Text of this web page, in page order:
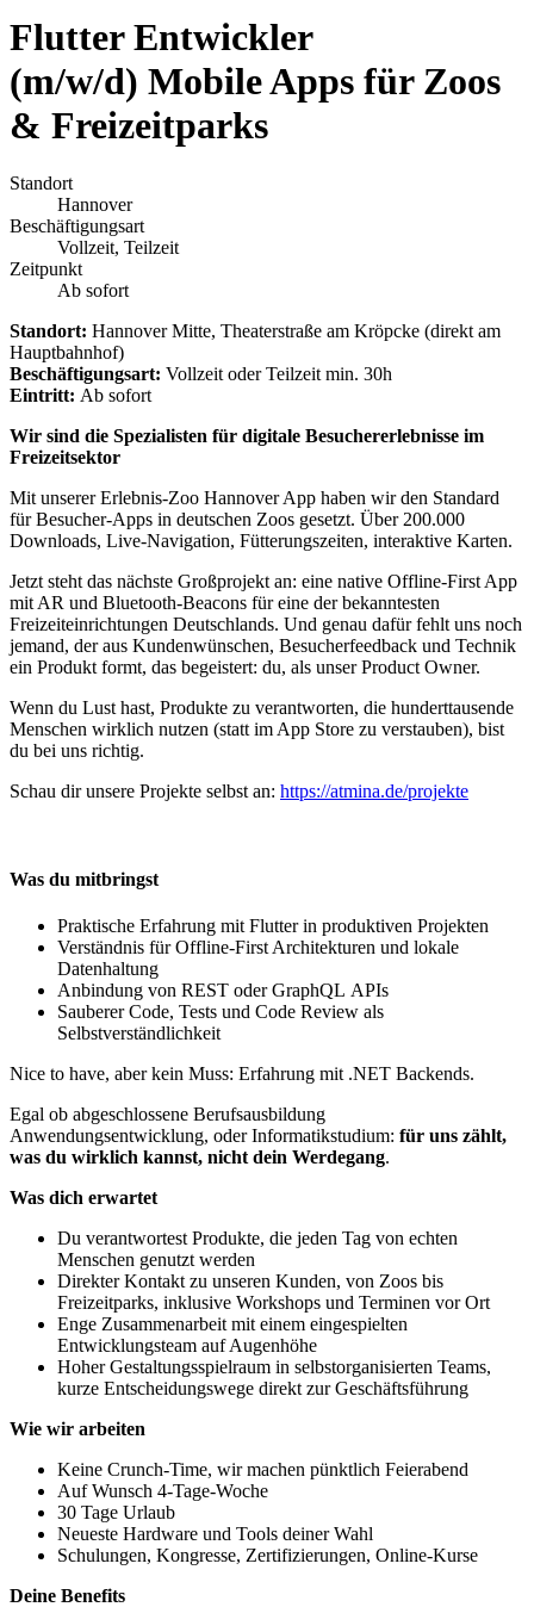
Flutter Entwickler
(m/w/d) Mobile Apps für Zoos
& Freizeitparks
Standort
Hannover
Beschäftigungsart
Vollzeit, Teilzeit
Zeitpunkt
Ab sofort
Standort: Hannover Mitte, Theaterstraße am Kröpcke (direkt am
Hauptbahnhof)
Beschäftigungsart: Vollzeit oder Teilzeit min. 30h
Eintritt: Ab sofort
Wir sind die Spezialisten für digitale Besuchererlebnisse im
Freizeitsektor
Mit unserer Erlebnis-Zoo Hannover App haben wir den Standard
für Besucher-Apps in deutschen Zoos gesetzt. Über 200.000
Downloads, Live-Navigation, Fütterungszeiten, interaktive Karten.
Jetzt steht das nächste Großprojekt an: eine native Offline-First App
mit AR und Bluetooth-Beacons für eine der bekanntesten
Freizeiteinrichtungen Deutschlands. Und genau dafür fehlt uns noch
jemand, der aus Kundenwünschen, Besucherfeedback und Technik
ein Produkt formt, das begeistert: du, als unser Product Owner.
Wenn du Lust hast, Produkte zu verantworten, die hunderttausende
Menschen wirklich nutzen (statt im App Store zu verstauben), bist
du bei uns richtig.
Schau dir unsere Projekte selbst an: https://atmina.de/projekte
Was du mitbringst
Praktische Erfahrung mit Flutter in produktiven Projekten
Verständnis für Offline-First Architekturen und lokale
Datenhaltung
Anbindung von REST oder GraphQL APIs
Sauberer Code, Tests und Code Review als
Selbstverständlichkeit
Nice to have, aber kein Muss: Erfahrung mit .NET Backends.
Egal ob abgeschlossene Berufsausbildung
Anwendungsentwicklung, oder Informatikstudium: für uns zählt,
was du wirklich kannst, nicht dein Werdegang.
Was dich erwartet
Du verantwortest Produkte, die jeden Tag von echten
Menschen genutzt werden
Direkter Kontakt zu unseren Kunden, von Zoos bis
Freizeitparks, inklusive Workshops und Terminen vor Ort
Enge Zusammenarbeit mit einem eingespielten
Entwicklungsteam auf Augenhöhe
Hoher Gestaltungsspielraum in selbstorganisierten Teams,
kurze Entscheidungswege direkt zur Geschäftsführung
Wie wir arbeiten
Keine Crunch-Time, wir machen pünktlich Feierabend
Auf Wunsch 4-Tage-Woche
30 Tage Urlaub
Neueste Hardware und Tools deiner Wahl
Schulungen, Kongresse, Zertifizierungen, Online-Kurse
Deine Benefits